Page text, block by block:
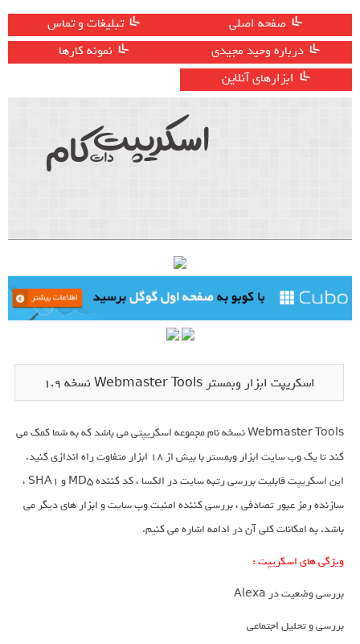
صفحه اصلی
تبلیغات و تماس
درباره وحید مجیدی
نمونه کارها
ابزارهای آنلاین
اسکریپت ابزار وبمستر Webmaster Tools نسخه 1.9
Webmaster Tools نسخه نام مجموعه اسکریپتی می باشد که به شما کمک می
کند تا یک وب سایت ابزار وبمستر با بیش از 18 ابزار متفاوت راه اندازی کنید.
این اسکریپت قابلیت بررسی رتبه سایت در الکسا ، کد کننده MD5 و SHA1 ،
سازنده رمز عبور تصادفی ، بررسی کننده امنیت وب سایت و ابزار های دیگر می
باشد. به امکانات کلی آن در ادامه اشاره می کنیم.
ویژگی های اسکریپت :
بررسی وضعیت در Alexa
بررسی و تحلیل اجتماعی